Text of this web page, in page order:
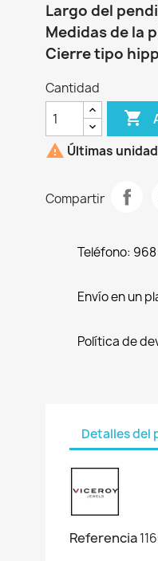
Largo del
Medidas de la
Cierre tipo
Cantidad

 Últimas
Compartir
Teléfono:
Envío en un
Política de
Detalles del
Referencia